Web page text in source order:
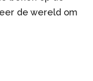
de wereld om